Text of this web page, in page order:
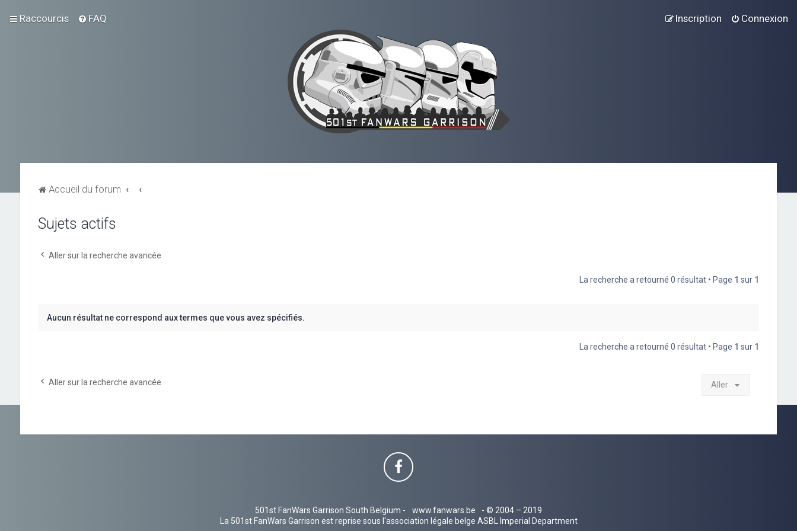
Raccourcis FAQ Connexion
Inscription
Accueil du forum
Sujets actifs
Aller sur la recherche avancée
La recherche a retourné 0 résultat • Page 1 sur 1
Aucun résultat ne correspond aux termes que vous avez spécifiés.
La recherche a retourné 0 résultat • Page 1 sur 1
Aller sur la recherche avancée Aller
501st FanWars Garrison South Belgium - www.fanwars.be
- © 2004 – 2019
La 501st FanWars Garrison est reprise sous l'association légale belge ASBL Imperial Department